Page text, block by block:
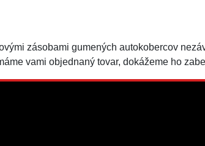
zásobami gumených autokobercov
vami objednaný tovar, dokážeme ho